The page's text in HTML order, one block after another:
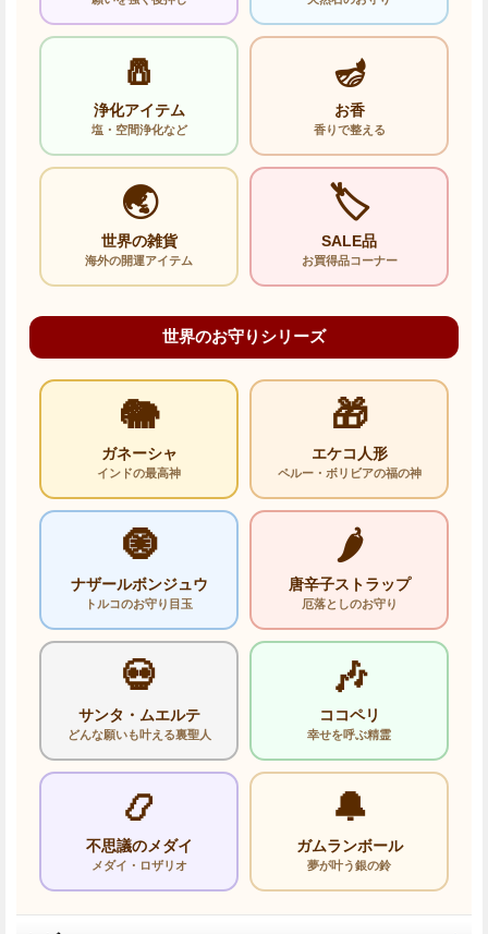
🧂
浄化アイテム
塩・空間浄化など
🪔
お香
香りで整える
🌏
世界の雑貨
海外の開運アイテム
🏷️
SALE品
お買得品コーナー
世界のお守りシリーズ
🐘
ガネーシャ
インドの最高神
🎁
エケコ人形
ペルー・ボリビアの福の神
🧿
ナザールボンジュウ
トルコのお守り目玉
🌶️
唐辛子ストラップ
厄落としのお守り
💀
サンタ・ムエルテ
どんな願いも叶える裏聖人
🎶
ココペリ
幸せを呼ぶ精霊
📿
不思議のメダイ
メダイ・ロザリオ
🔔
ガムランボール
夢が叶う銀の鈴